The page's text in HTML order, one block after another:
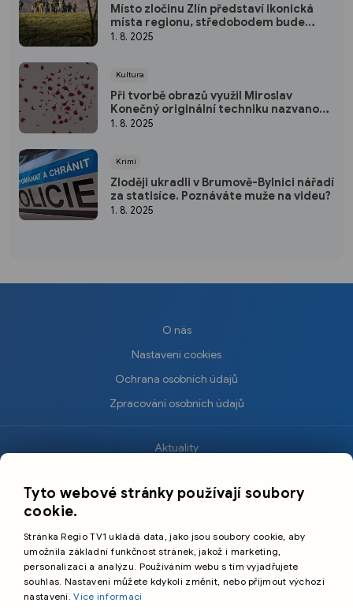
Místo zločinu Zlín představí ikonická
místa regionu, středobodem bude
krajské město
1. 8. 2025
Kultura
Při tvorbě obrazů využil Miroslav
Konečný originální techniku nazvanou
kapavka
1. 8. 2025
Krimi
Zloději ukradli v Brumově-Bylnici nářadí
za statisíce. Poznáváte muže na videu?
1. 8. 2025
O nás
Nastavení cookies
Ochrana osobních údajů
Zpracování osobních údajů
Aktuality
Sport
Cestování
©️
Primetime Media s.r.o.
Tyto webové stránky používají soubory
cookie.
Stránka Regio TV1 ukládá data, jako jsou soubory cookie, aby
umožnila základní funkčnost stránek, jakož i marketing,
personalizaci a analýzu. Používáním webu s tím vyjadřujete
souhlas. Nastavení můžete kdykoli změnit, nebo přijmout výchozí
nastavení.Více informací